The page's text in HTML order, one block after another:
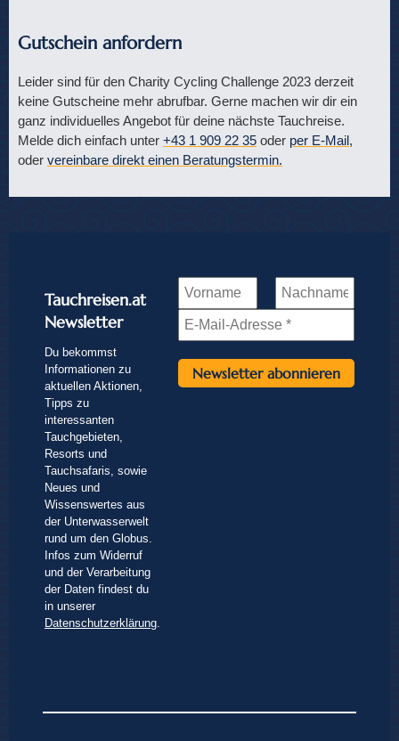
Gutschein anfordern
Leider sind für den Charity Cycling Challenge 2023 derzeit
keine Gutscheine mehr abrufbar. Gerne machen wir dir ein
ganz individuelles Angebot für deine nächste Tauchreise.
Melde dich einfach unter +43 1 909 22 35 oder per E-Mail,
oder vereinbare direkt einen Beratungstermin.
Tauchreisen.at
Newsletter
Du bekommst
Informationen zu
aktuellen Aktionen,
Tipps zu
interessanten
Tauchgebieten,
Resorts und
Tauchsafaris, sowie
Neues und
Wissenswertes aus
der Unterwasserwelt
rund um den Globus.
Infos zum Widerruf
und der Verarbeitung
der Daten findest du
in unserer
Datenschutzerklärung.